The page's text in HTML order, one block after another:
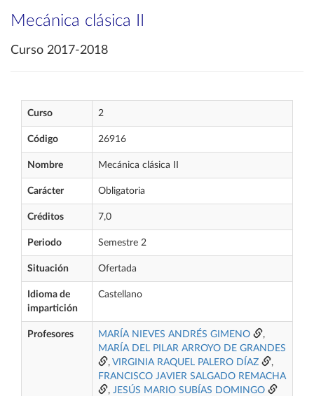
Mecánica clásica II
Curso 2017-2018
Curso 2
Código 26916
Nombre Mecánica clásica II
Carácter Obligatoria
Créditos 7,0
Periodo Semestre 2
Situación Ofertada
Idioma de
impartición
Castellano
Profesores MARÍA NIEVES ANDRÉS GIMENO
,
MARÍA DEL PILAR ARROYO DE GRANDES
, VIRGINIA RAQUEL PALERO DÍAZ
,
FRANCISCO JAVIER SALGADO REMACHA
, JESÚS MARIO SUBÍAS DOMINGO